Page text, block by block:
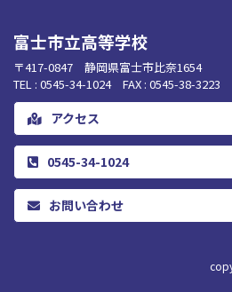
富士市立高等学校
〒417-0847 静岡県富士市比奈1654
TEL : 0545-34-1024 FAX : 0545-38-3223
アクセス
0545-34-1024
お問い合わせ